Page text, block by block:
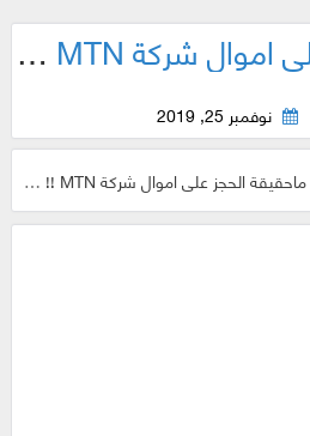
ماحقيقة الحجز على اموال شركة MTN !! وماذا جاء في بيان الشركة الرسمي لتوضيح الأمر!!
نوفمبر 25, 2019
ماحقيقة الحجز على اموال شركة MTN !! وماذا جاء في بيان الشركة الرسمي لتوضيح الأمر!!